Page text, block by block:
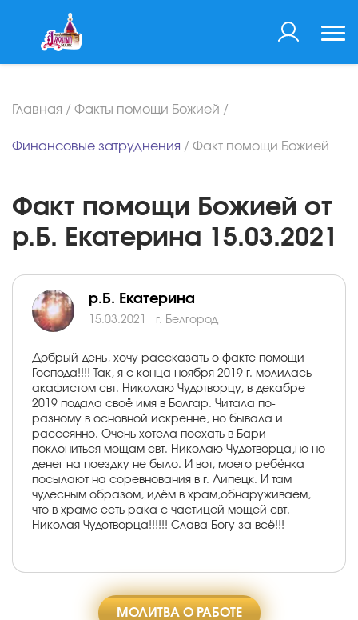
Главная / Факты помощи Божией /
Финансовые затруднения / Факт помощи Божией
Факт помощи Божией от
р.Б. Екатерина 15.03.2021
р.Б. Екатерина
15.03.2021 г. Белгород
Добрый день, хочу рассказать о факте помощи
Господа!!!! Так, я с конца ноября 2019 г. молилась
акафистом свт. Николаю Чудотворцу, в декабре
2019 подала своё имя в Болгар. Читала по-
разному в основной искренне, но бывала и
рассеянно. Очень хотела поехать в Бари
поклониться мощам свт. Николаю Чудотворца,но но
денег на поездку не было. И вот, моего ребёнка
посылают на соревнования в г. Липецк. И там
чудесным образом, идём в храм,обнаруживаем,
что в храме есть рака с частицей мощей свт.
Николая Чудотворца!!!!!! Слава Богу за всё!!!
МОЛИТВА О РАБОТЕ